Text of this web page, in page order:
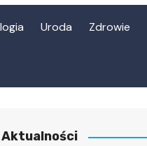
Uroda Zdrowie
Aktualności